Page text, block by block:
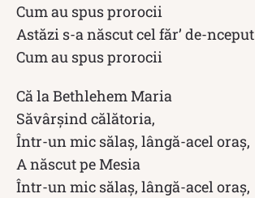
Cum au spus prorocii
Astăzi s-a născut cel făr’ de-nceput
Cum au spus prorocii
Că la Bethlehem Maria
Săvârşind călătoria,
Într-un mic sălaş, lângă-acel oraş,
A născut pe Mesia
Într-un mic sălaş, lângă-acel oraş,